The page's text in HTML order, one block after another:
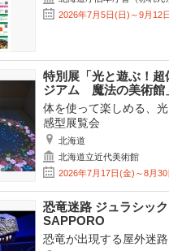
2026年7月5日(日)～9月12
特別展「光と遊ぶ！超
ジアム 魔法の美術館
体を使って楽しめる、
感型展覧会
北海道
北海道立近代美術館
2026年7月17日(金)～8月30
恐竜迷路 ジュラシッ
SAPPORO
恐竜が出現する屋外迷